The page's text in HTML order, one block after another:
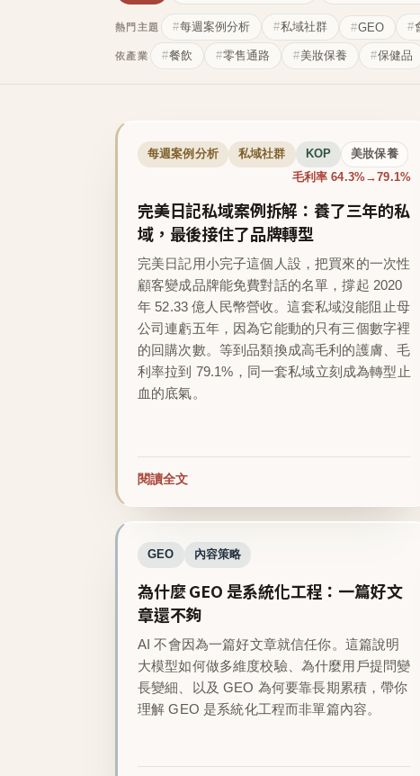
熱門主題 每週案例分析 私域社群 GEO
依產業 餐飲 零售通路 美妝保養 保健品
每週案例分析 私域社群 KOP 美妝保養
毛利率 64.3%→79.1%
完美日記私域案例拆解：養了三年的私
域，最後接住了品牌轉型
完美日記用小完子這個人設，把買來的一次性
顧客變成品牌能免費對話的名單，撐起 2020
年 52.33 億人民幣營收。這套私域沒能阻止母
公司連虧五年，因為它能動的只有三個數字裡
的回購次數。等到品類換成高毛利的護膚、毛
利率拉到 79.1%，同一套私域立刻成為轉型止
血的底氣。
閱讀全文
GEO 內容策略
為什麼 GEO 是系統化工程：一篇好文
章還不夠
AI 不會因為一篇好文章就信任你。這篇說明
大模型如何做多維度校驗、為什麼用戶提問變
長變細、以及 GEO 為何要靠長期累積，帶你
理解 GEO 是系統化工程而非單篇內容。